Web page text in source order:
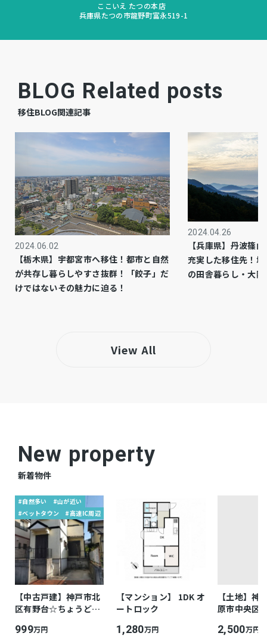
更地
下水道 －
用途地域 1種住居
設備・条件 －
－
取引態様 仲介
ここいえ たつの本店
兵庫県たつの市龍野町富永519-1
BLOG Related posts
移住BLOG関連記事
2024.06.02
【栃木県】宇都宮市へ移住！都市と自然
が共存し暮らしやすさ抜群！「餃子」だ
けではないその魅力に迫る！
2024.04.26
【兵庫県】丹波篠
充実した移住先！
の田舎暮らし・大
View All
New property
新着物件
#自然多い
#山が近い
#ベットタウン
#高速IC周辺
【中古戸建】神戸市北
区有野台☆ちょうどよ
999万円
【マンション】 1DK オ
ートロック
1,280万円
【土地】神
原市中央区
2,500万円